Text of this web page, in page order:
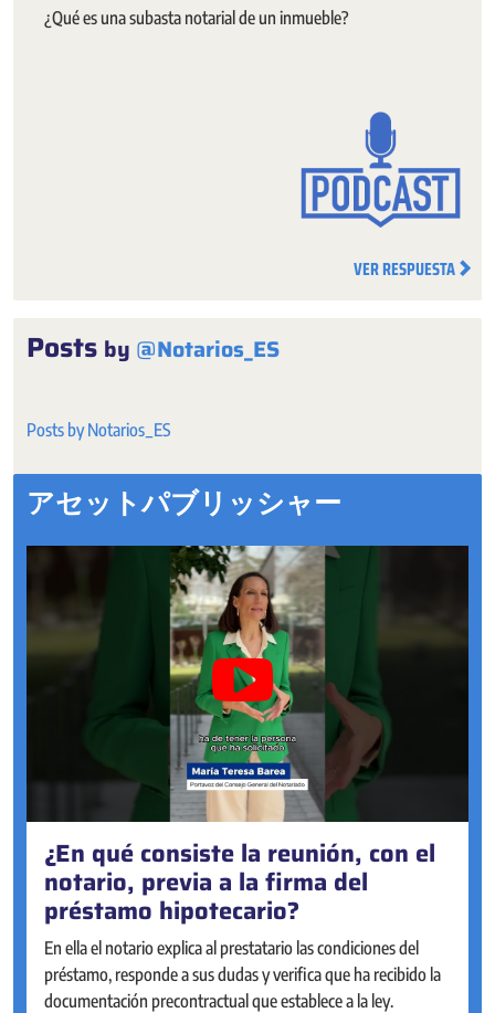
¿Qué es una subasta notarial de un inmueble?
VER RESPUESTA
Posts by @Notarios_ES
Posts by Notarios_ES
アセットパブリッシャー
¿En qué consiste la reunión, con el
notario, previa a la firma del
préstamo hipotecario?
En ella el notario explica al prestatario las condiciones del
préstamo, responde a sus dudas y verifica que ha recibido la
documentación precontractual que establece a la ley.
¿Se pueden otorgar actos
societarios online?
Sí. Desde 2023, la mayoría de actos societarios pueden
realizarse online, en la Sede Electrónica Notarial, de forma ágil
y accesible, con la misma seguridad que de manera presencial
en la notaría. La intervención notarial garantiza la legalidad y